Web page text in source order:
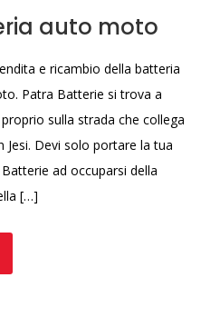
auto moto
e ricambio della batteria
Patra Batterie si trova a
sulla strada che collega
Devi solo portare la tua
ad occuparsi della
[…]